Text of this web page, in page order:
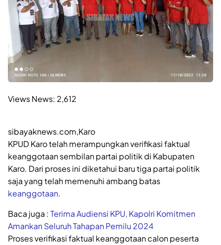
Views News: 2,612
sibayaknews.com,Karo
KPUD Karo telah merampungkan verifikasi faktual
keanggotaan sembilan partai politik di Kabupaten
Karo. Dari proses ini diketahui baru tiga partai politik
saja yang telah memenuhi ambang batas
keanggotaan.
Baca juga : Terima Audiensi KPU, Kapolri Komitmen
Amankan Seluruh Tahapan Pemilu 2024
Proses verifikasi faktual keanggotaan calon peserta